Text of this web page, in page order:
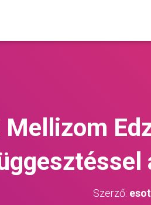
Mellizom
Szerző: